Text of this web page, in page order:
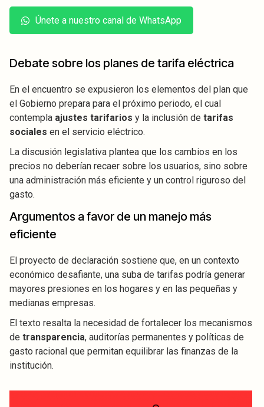
Únete a nuestro canal de WhatsApp
Debate sobre los planes de tarifa eléctrica
En el encuentro se expusieron los elementos del plan que
el Gobierno prepara para el próximo periodo, el cual
contempla ajustes tarifarios y la inclusión de tarifas
sociales en el servicio eléctrico.
La discusión legislativa plantea que los cambios en los
precios no deberían recaer sobre los usuarios, sino sobre
una administración más eficiente y un control riguroso del
gasto.
Argumentos a favor de un manejo más
eficiente
El proyecto de declaración sostiene que, en un contexto
económico desafiante, una suba de tarifas podría generar
mayores presiones en los hogares y en las pequeñas y
medianas empresas.
El texto resalta la necesidad de fortalecer los mecanismos
de transparencia, auditorías permanentes y políticas de
gasto racional que permitan equilibrar las finanzas de la
institución.